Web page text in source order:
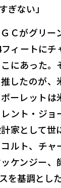
ぎない」
Ｃがグリー
ィートに
にあった。
したのが、
ーレット
ント・ジョ
家として
ルト、チャ
ケンジー、
を基調とし